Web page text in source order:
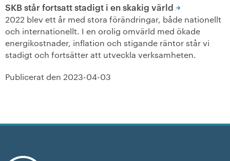
SKB står fortsatt stadigt i en skakig värld
2022 blev ett år med stora förändringar, både nationellt
och internationellt. I en orolig omvärld med ökade
energikostnader, inflation och stigande räntor står vi
stadigt och fortsätter att utveckla verksamheten.
Publicerat den 2023-04-03